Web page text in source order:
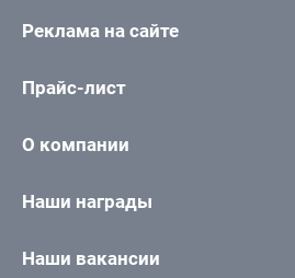
Реклама на сайте
Прайс-лист
О компании
Наши награды
Наши вакансии